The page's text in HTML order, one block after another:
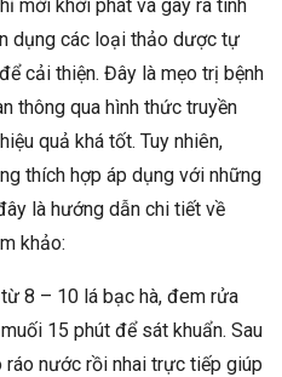
mới khởi phát và gây ra tình
dụng các loại thảo dược tự
cải thiện. Đây là mẹo trị bệnh
thông qua hình thức truyền
quả khá tốt. Tuy nhiên,
thích hợp áp dụng với những
là hướng dẫn chi tiết về
khảo:
8 – 10 lá bạc hà, đem rửa
15 phút để sát khuẩn. Sau
nước rồi nhai trực tiếp giúp